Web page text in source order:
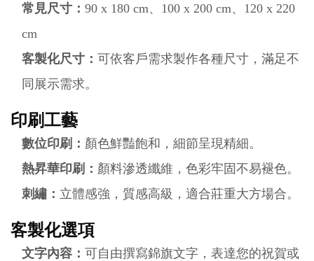
常見尺寸： 90 x 180 cm、100 x 200 cm、120 x 220
cm
客製化尺寸： 可依客戶需求製作各種尺寸，滿足不
同展示需求。
印刷工藝
數位印刷： 顏色鮮豔飽和，細節呈現精細。
熱昇華印刷： 顏料滲透纖維，色彩牢固不易褪色。
刺繡： 立體感強，質感高級，適合莊重大方場合。
客製化選項
文字內容： 可自由撰寫錦旗文字，表達您的祝賀或